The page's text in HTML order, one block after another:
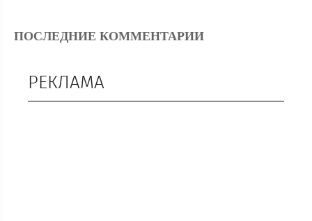
ПОСЛЕДНИЕ КОММЕНТАРИИ
РЕКЛАМА